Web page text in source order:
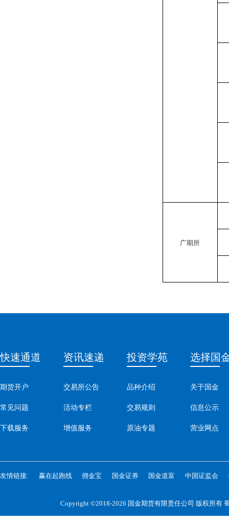
广期所
快速通道
期货开户
常见问题
下载服务
资讯速递
交易所公告
活动专栏
增值服务
投资学苑
品种介绍
交易规则
原油专题
选择国
关于国金
信息公示
营业网点
友情链接: 赢在起跑线 佣金宝 国金证券 国金道富 中国证监会
Copyright ©2018-2026 国金期货有限责任公司 版权所有